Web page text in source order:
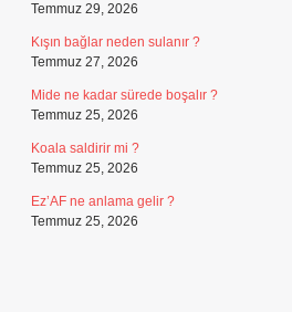
Temmuz 29, 2026
Kışın bağlar neden sulanır ?
Temmuz 27, 2026
Mide ne kadar sürede boşalır ?
Temmuz 25, 2026
Koala saldirir mi ?
Temmuz 25, 2026
Ez’AF ne anlama gelir ?
Temmuz 25, 2026